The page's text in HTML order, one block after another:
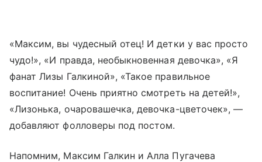
«Максим, вы чудесный отец! И детки у вас просто
чудо!», «И правда, необыкновенная девочка», «Я
фанат Лизы Галкиной», «Такое правильное
воспитание! Очень приятно смотреть на детей!»,
«Лизонька, очаровашечка, девочка-цветочек», —
добавляют фолловеры под постом.
Напомним, Максим Галкин и Алла Пугачева